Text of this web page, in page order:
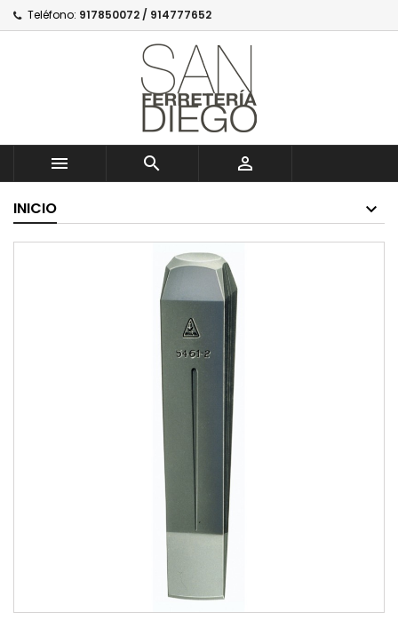
Teléfono: 917850072 / 914777652
  
INICIO